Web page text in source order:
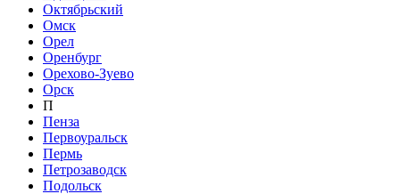
Октябрьский
Омск
Орел
Оренбург
Орехово-Зуево
Орск
П
Пенза
Первоуральск
Пермь
Петрозаводск
Подольск